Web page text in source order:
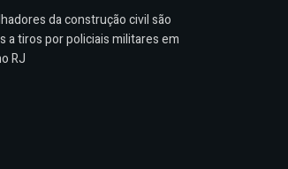
da construção civil são
a tiros por policiais militares em
RJ